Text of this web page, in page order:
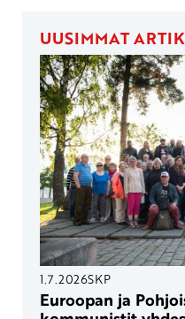
UUSIMMAT
1.7.2026SKP
Euroopan ja